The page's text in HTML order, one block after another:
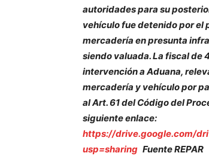
autoridades para su
vehículo fue detenido por el
mercadería en presunta
siendo valuada. La fiscal de
intervención a Aduana,
mercadería y vehículo por
al Art. 61 del Código del
siguiente enlace:
https://drive.google.com/
usp=sharing Fuente REPAR